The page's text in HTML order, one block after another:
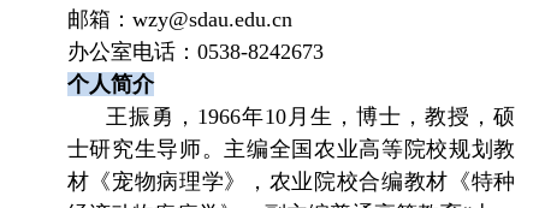
邮箱： wzy@sdau.edu.cn
办公室电话： 0538-8242673
个人简介
王振勇， 1966年10月生，博士，教授，硕
士研究生导师。主编全国农业高等院校规划教
材《宠物病理学》，农业院校合编教材《特种